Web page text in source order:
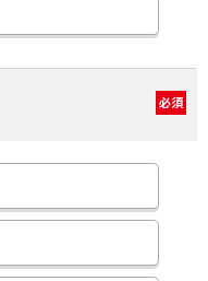
必須